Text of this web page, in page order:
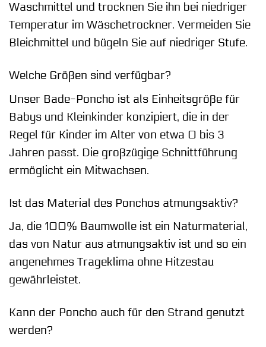
Waschmittel und trocknen Sie ihn bei niedriger
Temperatur im Wäschetrockner. Vermeiden Sie
Bleichmittel und bügeln Sie auf niedriger Stufe.
Welche Größen sind verfügbar?
Unser Bade-Poncho ist als Einheitsgröße für
Babys und Kleinkinder konzipiert, die in der
Regel für Kinder im Alter von etwa 0 bis 3
Jahren passt. Die großzügige Schnittführung
ermöglicht ein Mitwachsen.
Ist das Material des Ponchos atmungsaktiv?
Ja, die 100% Baumwolle ist ein Naturmaterial,
das von Natur aus atmungsaktiv ist und so ein
angenehmes Trageklima ohne Hitzestau
gewährleistet.
Kann der Poncho auch für den Strand genutzt
werden?